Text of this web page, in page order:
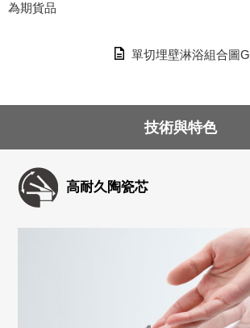
為期貨品
單切埋壁淋浴組合圖G
技術與特色
高耐久陶瓷芯